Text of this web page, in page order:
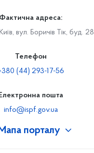
порталу
Фактична адреса:
вул. Боричів Тік, буд. 28
Телефон
(44) 293-17-56
Електронна пошта
info@ispf.gov.ua